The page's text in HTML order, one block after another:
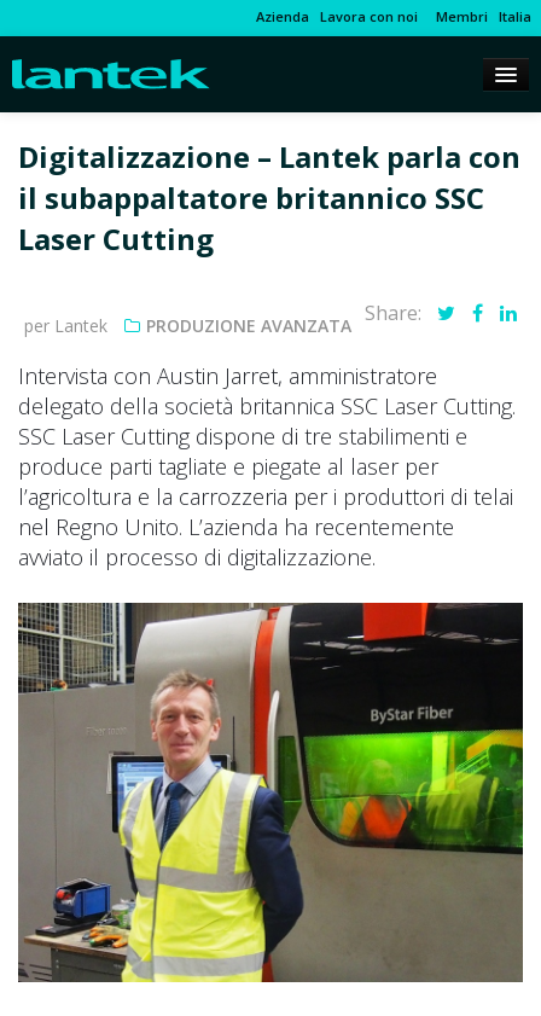
Azienda Lavora con noi Membri Italia
Digitalizzazione – Lantek parla con
il subappaltatore britannico SSC
Laser Cutting
per Lantek PRODUZIONE AVANZATA Share:
Intervista con Austin Jarret, amministratore
delegato della società britannica SSC Laser Cutting.
SSC Laser Cutting dispone di tre stabilimenti e
produce parti tagliate e piegate al laser per
l’agricoltura e la carrozzeria per i produttori di telai
nel Regno Unito. L’azienda ha recentemente
avviato il processo di digitalizzazione.